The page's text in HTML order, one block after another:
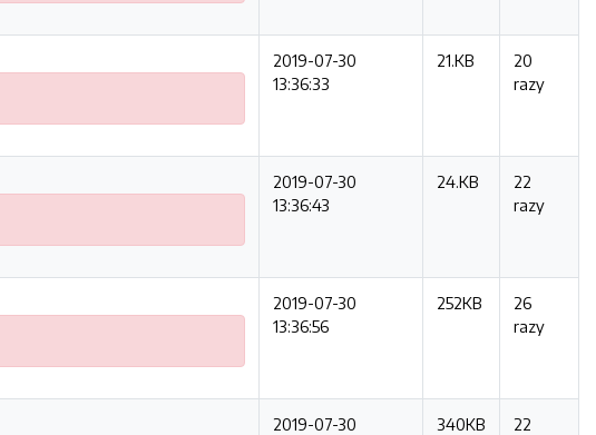
2019-07-30
13:36:33
21.KB
20
razy
2019-07-30
13:36:43
24.KB
22
razy
2019-07-30
13:36:56
252KB
26
razy
2019-07-30
340KB
22